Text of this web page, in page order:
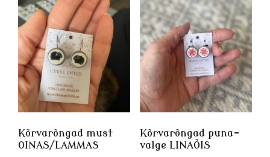
Kõrvarõngad must
OINAS/LAMMAS
Kõrvarõngad puna-
valge LINAÕIS